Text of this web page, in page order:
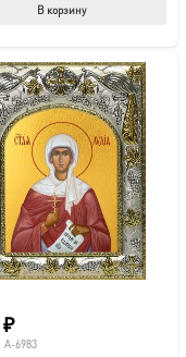
В корзину
₽
A-6983